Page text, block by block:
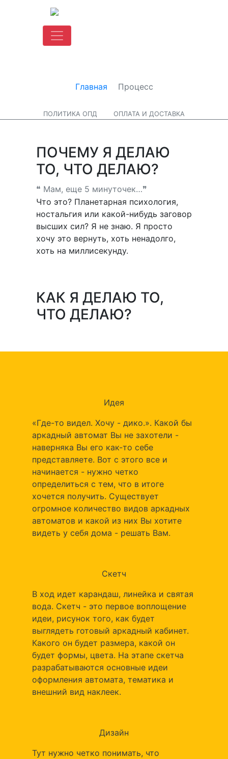
Главная Процесс
ПОЛИТИКА ОПД ОПЛАТА И ДОСТАВКА
ПОЧЕМУ Я ДЕЛАЮ
ТО, ЧТО ДЕЛАЮ?
❝ Мам, еще 5 минуточек…❞
Что это? Планетарная психология,
ностальгия или какой-нибудь заговор
высших сил? Я не знаю. Я просто
хочу это вернуть, хоть ненадолго,
хоть на миллисекунду.
КАК Я ДЕЛАЮ ТО,
ЧТО ДЕЛАЮ?
Идея
«Где-то видел. Хочу - дико.». Какой бы
аркадный автомат Вы не захотели -
наверняка Вы его как-то себе
представляете. Вот с этого все и
начинается - нужно четко
определиться с тем, что в итоге
хочется получить. Существует
огромное количество видов аркадных
автоматов и какой из них Вы хотите
видеть у себя дома - решать Вам.
Скетч
В ход идет карандаш, линейка и святая
вода. Скетч - это первое воплощение
идеи, рисунок того, как будет
выглядеть готовый аркадный кабинет.
Какого он будет размера, какой он
будет формы, цвета. На этапе скетча
разрабатываются основные идеи
оформления автомата, тематика и
внешний вид наклеек.
Дизайн
Тут нужно четко понимать, что